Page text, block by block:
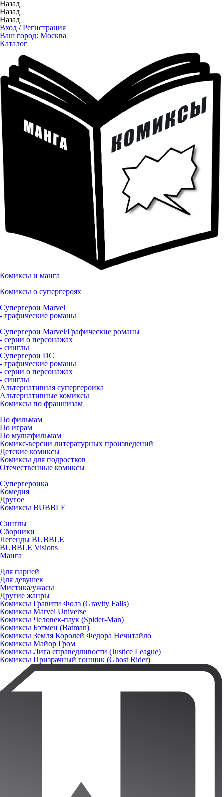
Назад
Назад
Назад
Вход /Регистрация
Ваш город: Москва
Каталог
Комиксы и манга
Комиксы о супергероях
Супергерои Marvel
- графические романы
Супергерои Marvel/Графические романы
- серии о персонажах
- синглы
Супергерои DC
- графические романы
- серии о персонажах
- синглы
Альтернативная супергероика
Альтернативные комиксы
Комиксы по франшизам
По фильмам
По играм
По мультфильмам
Комикс-версии литературных произведений
Детские комиксы
Комиксы для подростков
Отечественные комиксы
Супергероика
Комедия
Другое
Комиксы BUBBLE
Синглы
Сборники
Легенды BUBBLE
BUBBLE Visions
Манга
Для парней
Для девушек
Мистика/ужасы
Другие жанры
Комиксы Гравити Фолз (Gravity Falls)
Комиксы Marvel Universe
Комиксы Человек-паук (Spider-Man)
Комиксы Бэтмен (Batman)
Комиксы Земля Королей Федора Нечитайло
Комиксы Майор Гром
Комиксы Лига справедливости (Justice League)
Комиксы Призрачный гонщик (Ghost Rider)